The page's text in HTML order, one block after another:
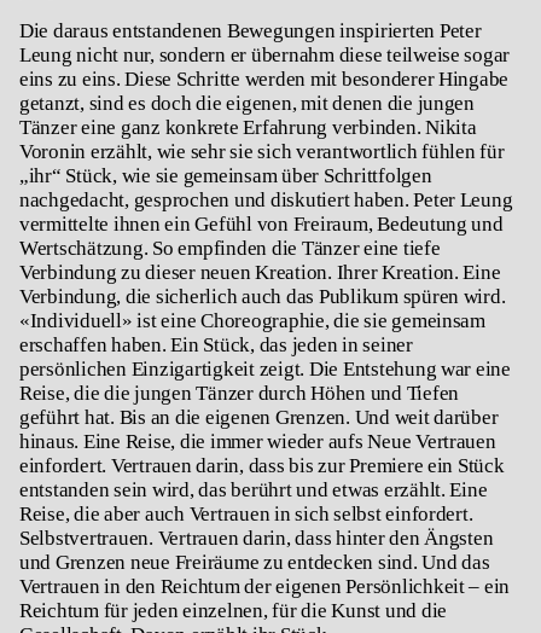
Die daraus entstandenen Bewegungen inspirierten Peter
Leung nicht nur, sondern er übernahm diese teilweise sogar
eins zu eins. Diese Schritte werden mit besonderer Hingabe
getanzt, sind es doch die eigenen, mit denen die jungen
Tänzer eine ganz konkrete Erfahrung verbinden. Nikita
Voronin erzählt, wie sehr sie sich verantwortlich fühlen für
„ihr“ Stück, wie sie gemeinsam über Schrittfolgen
nachgedacht, gesprochen und diskutiert haben. Peter Leung
vermittelte ihnen ein Gefühl von Freiraum, Bedeutung und
Wertschätzung. So empfinden die Tänzer eine tiefe
Verbindung zu dieser neuen Kreation. Ihrer Kreation. Eine
Verbindung, die sicherlich auch das Publikum spüren wird.
«Individuell» ist eine Choreographie, die sie gemeinsam
erschaffen haben. Ein Stück, das jeden in seiner
persönlichen Einzigartigkeit zeigt. Die Entstehung war eine
Reise, die die jungen Tänzer durch Höhen und Tiefen
geführt hat. Bis an die eigenen Grenzen. Und weit darüber
hinaus. Eine Reise, die immer wieder aufs Neue Vertrauen
einfordert. Vertrauen darin, dass bis zur Premiere ein Stück
entstanden sein wird, das berührt und etwas erzählt. Eine
Reise, die aber auch Vertrauen in sich selbst einfordert.
Selbstvertrauen. Vertrauen darin, dass hinter den Ängsten
und Grenzen neue Freiräume zu entdecken sind. Und das
Vertrauen in den Reichtum der eigenen Persönlichkeit – ein
Reichtum für jeden einzelnen, für die Kunst und die